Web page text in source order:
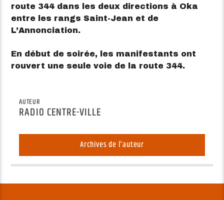
route 344 dans les deux directions à Oka
entre les rangs Saint-Jean et de
L’Annonciation.
En début de soirée, les manifestants ont
rouvert une seule voie de la route 344.
AUTEUR
RADIO CENTRE-VILLE
Archives de l'auteur